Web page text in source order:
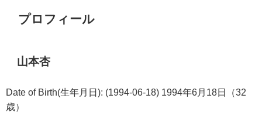
プロフィール
山本杏
Date of Birth(生年月日): (1994-06-18) 1994年6月18日（32
歳）